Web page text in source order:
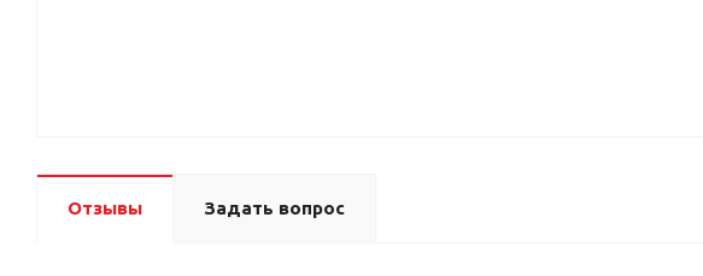
Отзывы Задать вопрос